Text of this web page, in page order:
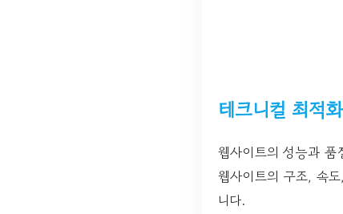
테크니컬 최적
웹사이트의 성능과 품
웹사이트의 구조, 속
니다.